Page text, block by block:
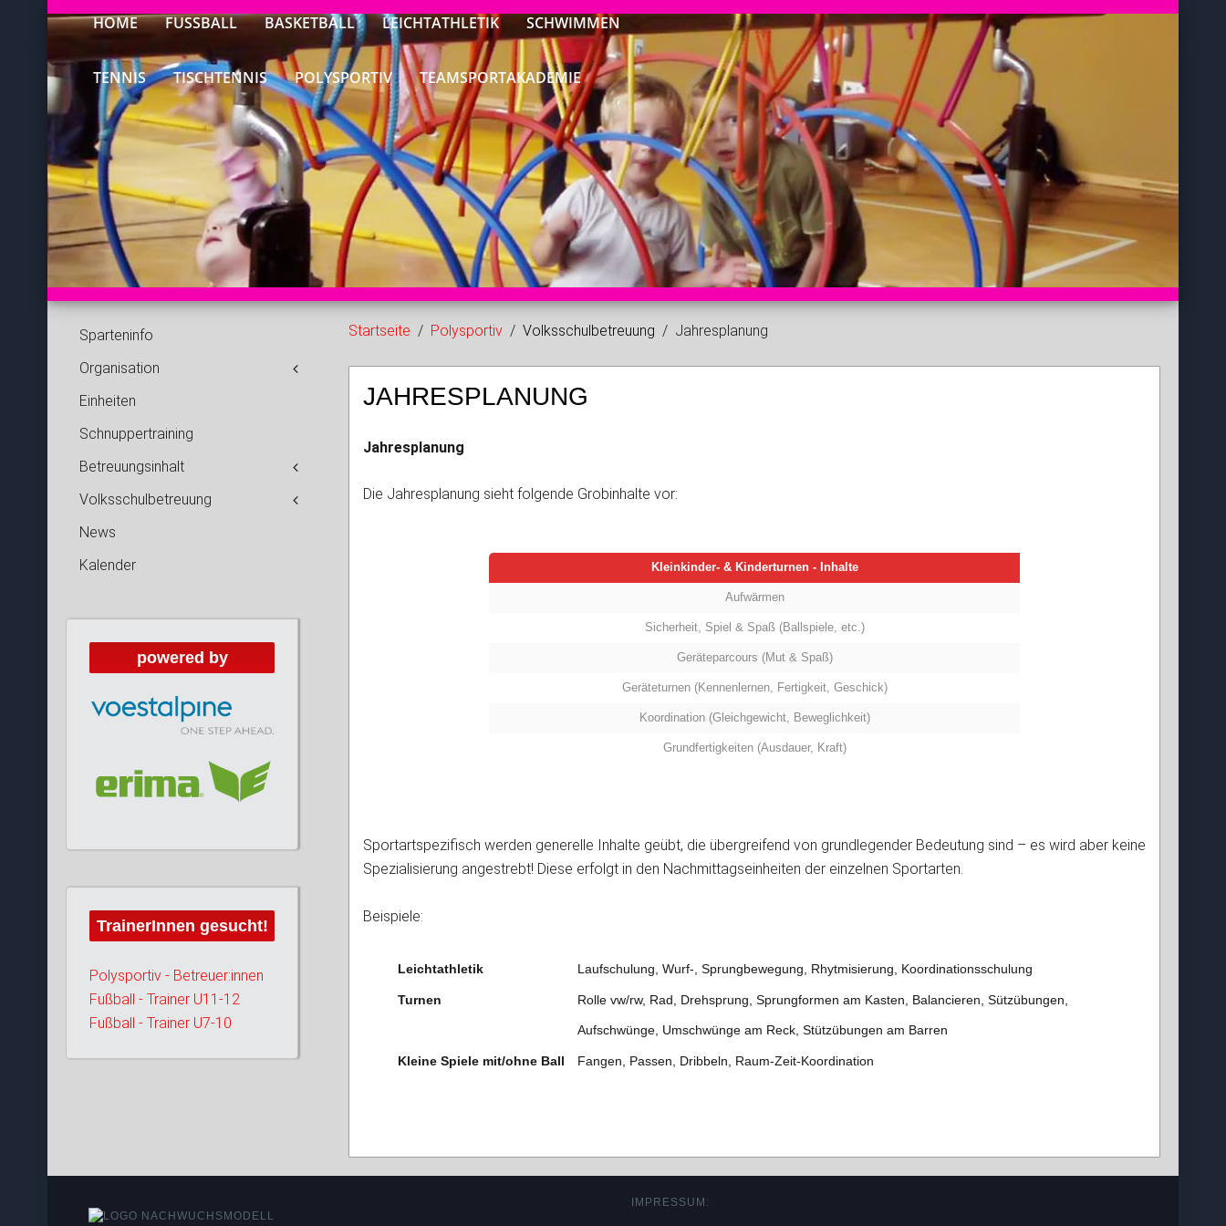
HOME FUSSBALL BASKETBALL LEICHTATHLETIK SCHWIMMEN
TENNIS TISCHTENNIS POLYSPORTIV TEAMSPORTAKADEMIE
Startseite Polysportiv Volksschulbetreuung Jahresplanung
JAHRESPLANUNG
Jahresplanung
Die Jahresplanung sieht folgende Grobinhalte vor:
Kleinkinder- & Kinderturnen - Inhalte
Aufwärmen
Sicherheit, Spiel & Spaß (Ballspiele, etc.)
Geräteparcours (Mut & Spaß)
Geräteturnen (Kennenlernen, Fertigkeit, Geschick)
Koordination (Gleichgewicht, Beweglichkeit)
Grundfertigkeiten (Ausdauer, Kraft)
Sportartspezifisch werden generelle Inhalte geübt, die übergreifend von grundlegender Bedeutung sind – es wird aber keine
Spezialisierung angestrebt! Diese erfolgt in den Nachmittagseinheiten der einzelnen Sportarten.
Beispiele:
Leichtathletik Laufschulung, Wurf-, Sprungbewegung, Rhytmisierung, Koordinationsschulung
Turnen Rolle vw/rw, Rad, Drehsprung, Sprungformen am Kasten, Balancieren, Sützübungen,
Aufschwünge, Umschwünge am Reck, Stützübungen am Barren
Kleine Spiele mit/ohne Ball Fangen, Passen, Dribbeln, Raum-Zeit-Koordination
Sparteninfo
Organisation
Einheiten
Schnuppertraining
Betreuungsinhalt
Volksschulbetreuung
News
Kalender
powered by
TrainerInnen gesucht!
Polysportiv - Betreuer:innen
Fußball - Trainer U11-12
Fußball - Trainer U7-10
IMPRESSUM: